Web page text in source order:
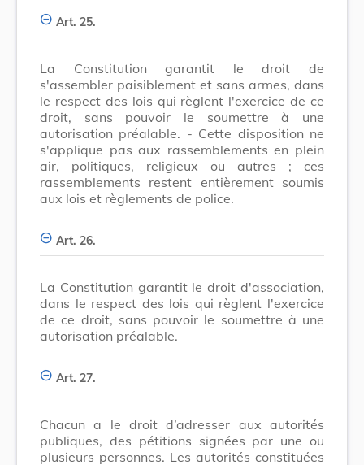
Art. 25.
La Constitution garantit le droit de
s'assembler paisiblement et sans armes, dans
le respect des lois qui règlent l'exercice de ce
droit, sans pouvoir le soumettre à une
autorisation préalable. - Cette disposition ne
s'applique pas aux rassemblements en plein
air, politiques, religieux ou autres ; ces
rassemblements restent entièrement soumis
aux lois et règlements de police.
Art. 26.
La Constitution garantit le droit d'association,
dans le respect des lois qui règlent l'exercice
de ce droit, sans pouvoir le soumettre à une
autorisation préalable.
Art. 27.
Chacun a le droit d’adresser aux autorités
publiques, des pétitions signées par une ou
plusieurs personnes. Les autorités constituées